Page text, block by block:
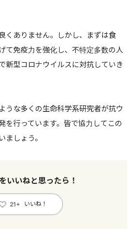
くありません。しかし、まずは食
て免疫力を強化し、不特定多数の人
新型コロナウイルスに対抗していき
うな多くの生命科学系研究者が抗ウ
を行っています。皆で協力してこの
ましょう。
いいねと思ったら！
21+ いいね！